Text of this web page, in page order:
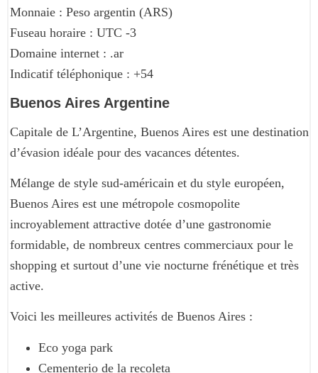
Monnaie : Peso argentin (ARS)
Fuseau horaire : UTC -3
Domaine internet : .ar
Indicatif téléphonique : +54
Buenos Aires Argentine
Capitale de L’Argentine, Buenos Aires est une destination
d’évasion idéale pour des vacances détentes.
Mélange de style sud-américain et du style européen,
Buenos Aires est une métropole cosmopolite
incroyablement attractive dotée d’une gastronomie
formidable, de nombreux centres commerciaux pour le
shopping et surtout d’une vie nocturne frénétique et très
active.
Voici les meilleures activités de Buenos Aires :
Eco yoga park
Cementerio de la recoleta